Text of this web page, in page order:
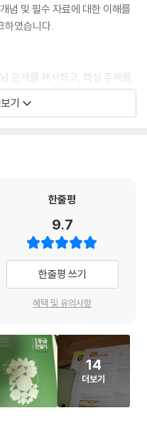
념 및 필수 자료에 대한 이해를
하였습니다.
문제를 제시하고, 핵심 주제를
다.
도 함께 수록하였습니다.
도록 응용력과 사고력을 기를
전 문제로, 학교 시험 진도에 맞
검할 수 있습니다.
문제도 쉽게 이해할 수 있습니다.
에 대한 분석과 첨삭 설명을 제
기
한줄평
9.7
한줄평 쓰기
혜택 및 유의사항
14
더보기